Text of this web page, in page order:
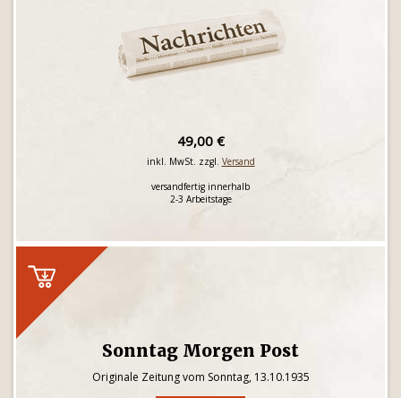
49,00 €
inkl. MwSt. zzgl. Versand
versandfertig innerhalb
2-3 Arbeitstage
Sonntag Morgen Post
Originale Zeitung vom Sonntag, 13.10.1935